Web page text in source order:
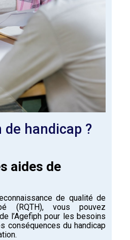
de handicap ?
de qualité de
(RQTH), vous pouvez
l’Agefiph pour les besoins
conséquences du handicap